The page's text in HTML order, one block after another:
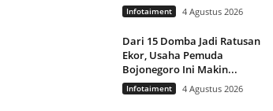
Infotaiment 4 Agustus 2026
Dari 15 Domba Jadi Ratusan
Ekor, Usaha Pemuda
Bojonegoro Ini Makin...
Infotaiment 4 Agustus 2026